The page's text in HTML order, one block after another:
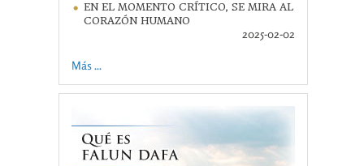
EN EL MOMENTO CRÍTICO, SE MIRA AL
CORAZÓN HUMANO
2025-02-02
Más ...